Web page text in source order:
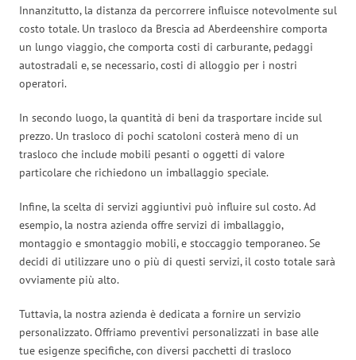
Innanzitutto, la distanza da percorrere influisce notevolmente sul
costo totale. Un trasloco da Brescia ad Aberdeenshire comporta
un lungo viaggio, che comporta costi di carburante, pedaggi
autostradali e, se necessario, costi di alloggio per i nostri
operatori.
In secondo luogo, la quantità di beni da trasportare incide sul
prezzo. Un trasloco di pochi scatoloni costerà meno di un
trasloco che include mobili pesanti o oggetti di valore
particolare che richiedono un imballaggio speciale.
Infine, la scelta di servizi aggiuntivi può influire sul costo. Ad
esempio, la nostra azienda offre servizi di imballaggio,
montaggio e smontaggio mobili, e stoccaggio temporaneo. Se
decidi di utilizzare uno o più di questi servizi, il costo totale sarà
ovviamente più alto.
Tuttavia, la nostra azienda è dedicata a fornire un servizio
personalizzato. Offriamo preventivi personalizzati in base alle
tue esigenze specifiche, con diversi pacchetti di trasloco